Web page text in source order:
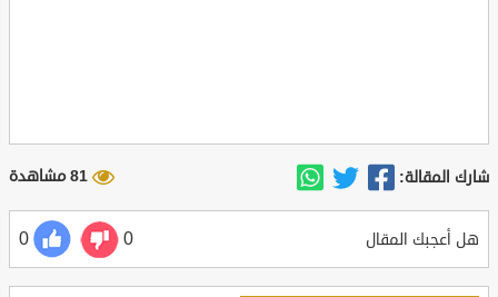
شارك المقالة: 81 مشاهدة
هل أعجبك المقال 0
0